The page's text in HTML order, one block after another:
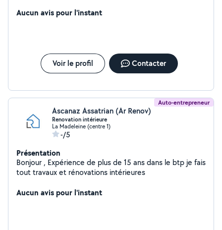
Aucun avis pour l'instant
Voir le profil Contacter
Auto-entrepreneur
Ascanaz Assatrian (Ar Renov)
Renovation intérieure
La Madeleine (centre 1)
-/5
Présentation
Bonjour , Expérience de plus de 15 ans dans le btp je fais
tout travaux et rénovations intérieures
Aucun avis pour l'instant